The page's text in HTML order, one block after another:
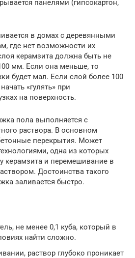
панелями (гипсокартон,
в домах с деревянными
где нет возможности их
керамзита должна быть не
мм. Если она меньше, то
будет мал. Если слой более 100
«гулять» при
на поверхность.
пола выполняется с
раствора. В основном
перекрытия. Может
одна из которых
керамзита и перемешивание в
Достоинства такого
заливается быстро.
не менее 0,1 куба, который в
найти сложно.
раствор глубоко проникает